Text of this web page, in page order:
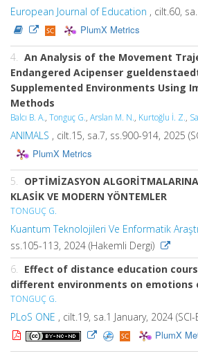
European Journal of Education , cilt.60,
PlumX Metrics
4.
An Analysis of the Movement
Endangered Acipenser
Supplemented Environments Using
Methods
Balcı B. A., Tonguç G., Arslan M. N., Kurtoğlu İ. Z.,
ANIMALS , cilt.15, sa.7, ss.900-914, 2025
PlumX Metrics
5.
OPTİMİZASYON
KLASİK VE MODERN YÖNTEMLER
TONGUÇ G.
Kuantum Teknolojileri Ve Enformatik
ss.105-113, 2024 (Hakemli Dergi)
6.
Effect of distance education
different environments on
TONGUÇ G.
PLoS ONE , cilt.19, sa.1 January, 2024
PlumX